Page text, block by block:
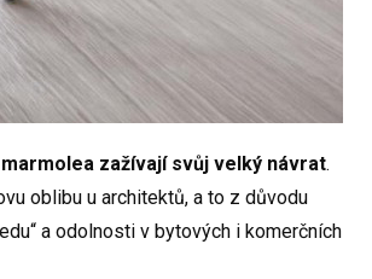
zažívají svůj velký návrat.
oblibu u architektů, a to z důvodu
a odolnosti v bytových i komerčních